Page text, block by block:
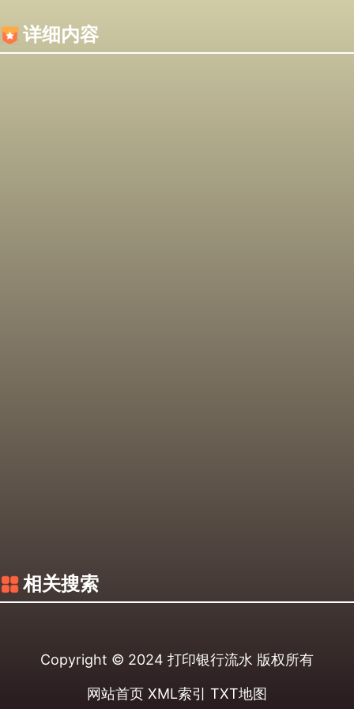
详细内容
相关搜索
Copyright © 2024 打印银行流水 版权所有
网站首页 XML索引 TXT地图